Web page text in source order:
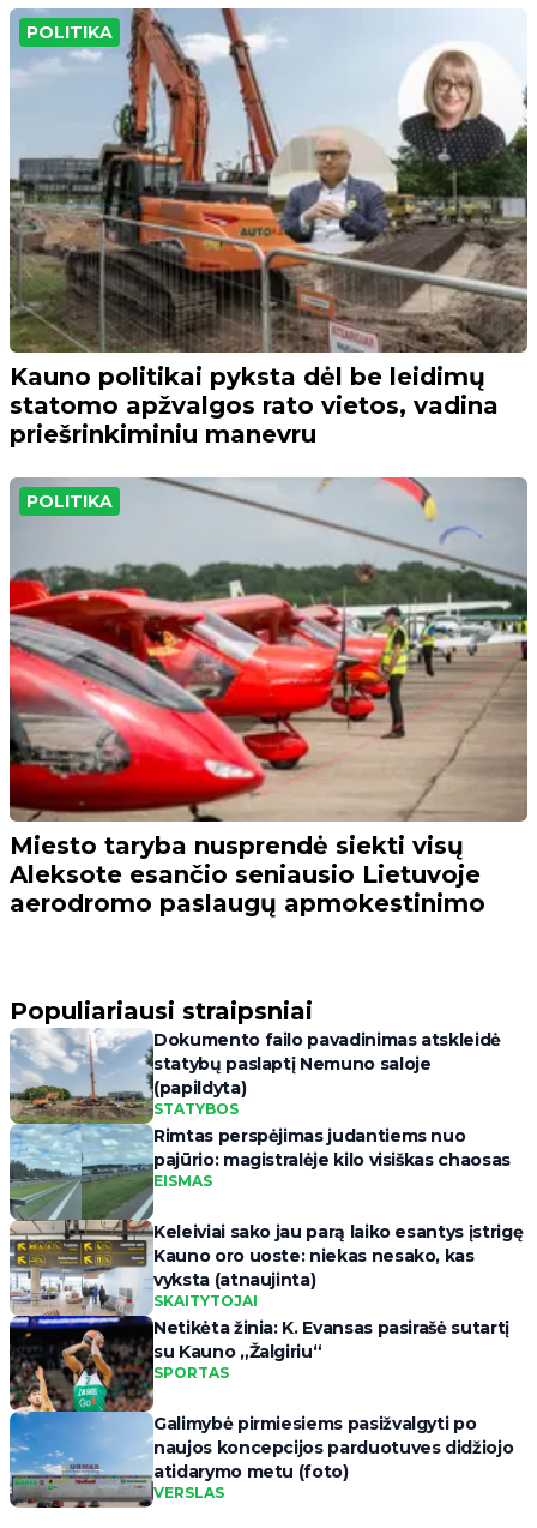
POLITIKA
Kauno politikai pyksta dėl be leidimų
statomo apžvalgos rato vietos, vadina
priešrinkiminiu manevru
POLITIKA
Miesto taryba nusprendė siekti visų
Aleksote esančio seniausio Lietuvoje
aerodromo paslaugų apmokestinimo
Populiariausi straipsniai
Dokumento failo pavadinimas atskleidė
statybų paslaptį Nemuno saloje
(papildyta)
STATYBOS
Rimtas perspėjimas judantiems nuo
pajūrio: magistralėje kilo visiškas chaosas
EISMAS
Keleiviai sako jau parą laiko esantys įstrigę
Kauno oro uoste: niekas nesako, kas
vyksta (atnaujinta)
SKAITYTOJAI
Netikėta žinia: K. Evansas pasirašė sutartį
su Kauno „Žalgiriu“
SPORTAS
Galimybė pirmiesiems pasižvalgyti po
naujos koncepcijos parduotuves didžiojo
atidarymo metu (foto)
VERSLAS